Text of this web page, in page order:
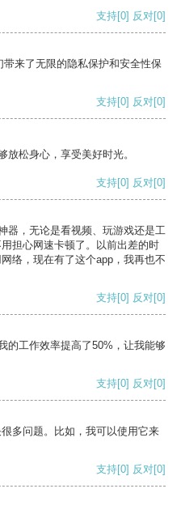
支持[0] 反对[0]
来了无限的隐私保护和安全性保
支持[0] 反对[0]
放松身心，享受美好时光。
支持[0] 反对[0]
器，无论是看视频、玩游戏还是工
担心网速卡顿了。以前出差的时
络，现在有了这个app，我再也不
支持[0] 反对[0]
的工作效率提高了50%，让我能够
支持[0] 反对[0]
多问题。比如，我可以使用它来
支持[0] 反对[0]